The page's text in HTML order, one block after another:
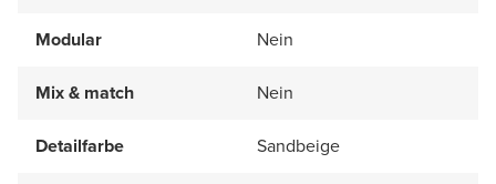
Modular Nein
Mix & match Nein
Detailfarbe Sandbeige